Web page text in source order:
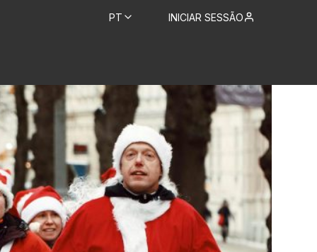
PT INICIAR SESSÃO